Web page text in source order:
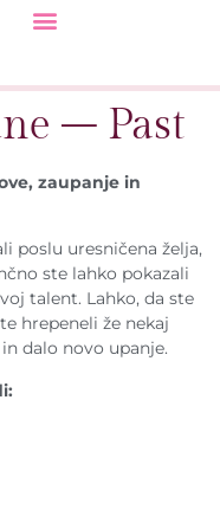
– Past
zaupanje in
poslu uresničena želja,
ste lahko pokazali
talent. Lahko, da ste
hrepeneli že nekaj
dalo novo upanje.